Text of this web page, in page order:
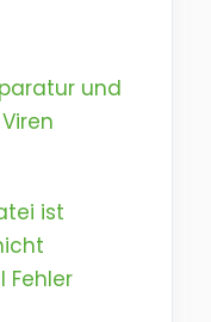
und
ist
Fehler